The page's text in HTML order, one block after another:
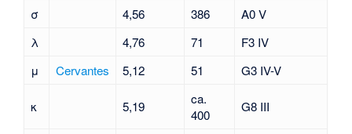
σ
4,56 386
A0 V
λ
4,76 71
F3 IV
μ
Cervantes 5,12 51 G3 IV-V
κ 5,19
ca.
400
G8 III